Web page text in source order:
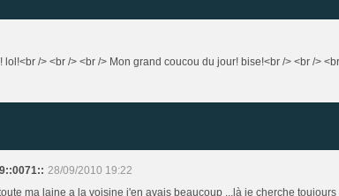
lol!<br /> <br /> <br /> Mon grand coucou du jour! bise!<br /> <br />
28/09/2010 19:22
ma laine a la voisine j'en avais beaucoup ...là je cherche